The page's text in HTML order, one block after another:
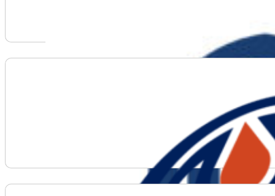
Voir plus d'informations sur Concordia University of
Voir plus d'informations sur Edmonton Oilers